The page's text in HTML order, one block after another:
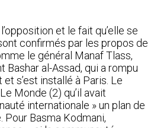
et le fait qu’elle se
confirmés par les propos de
le général Manaf Tlass,
Bashar al-Assad, qui a rompu
s’est installé à Paris. Le
Monde (2) qu’il avait
internationale » un plan de
Basma Kodmani,